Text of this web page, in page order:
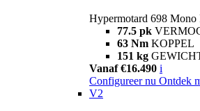
Hypermotard 698 Mono
77.5 pk
63 Nm KOPPEL
151 kg
Vanaf €16.490 i
Configureer nu Ontdek
V2